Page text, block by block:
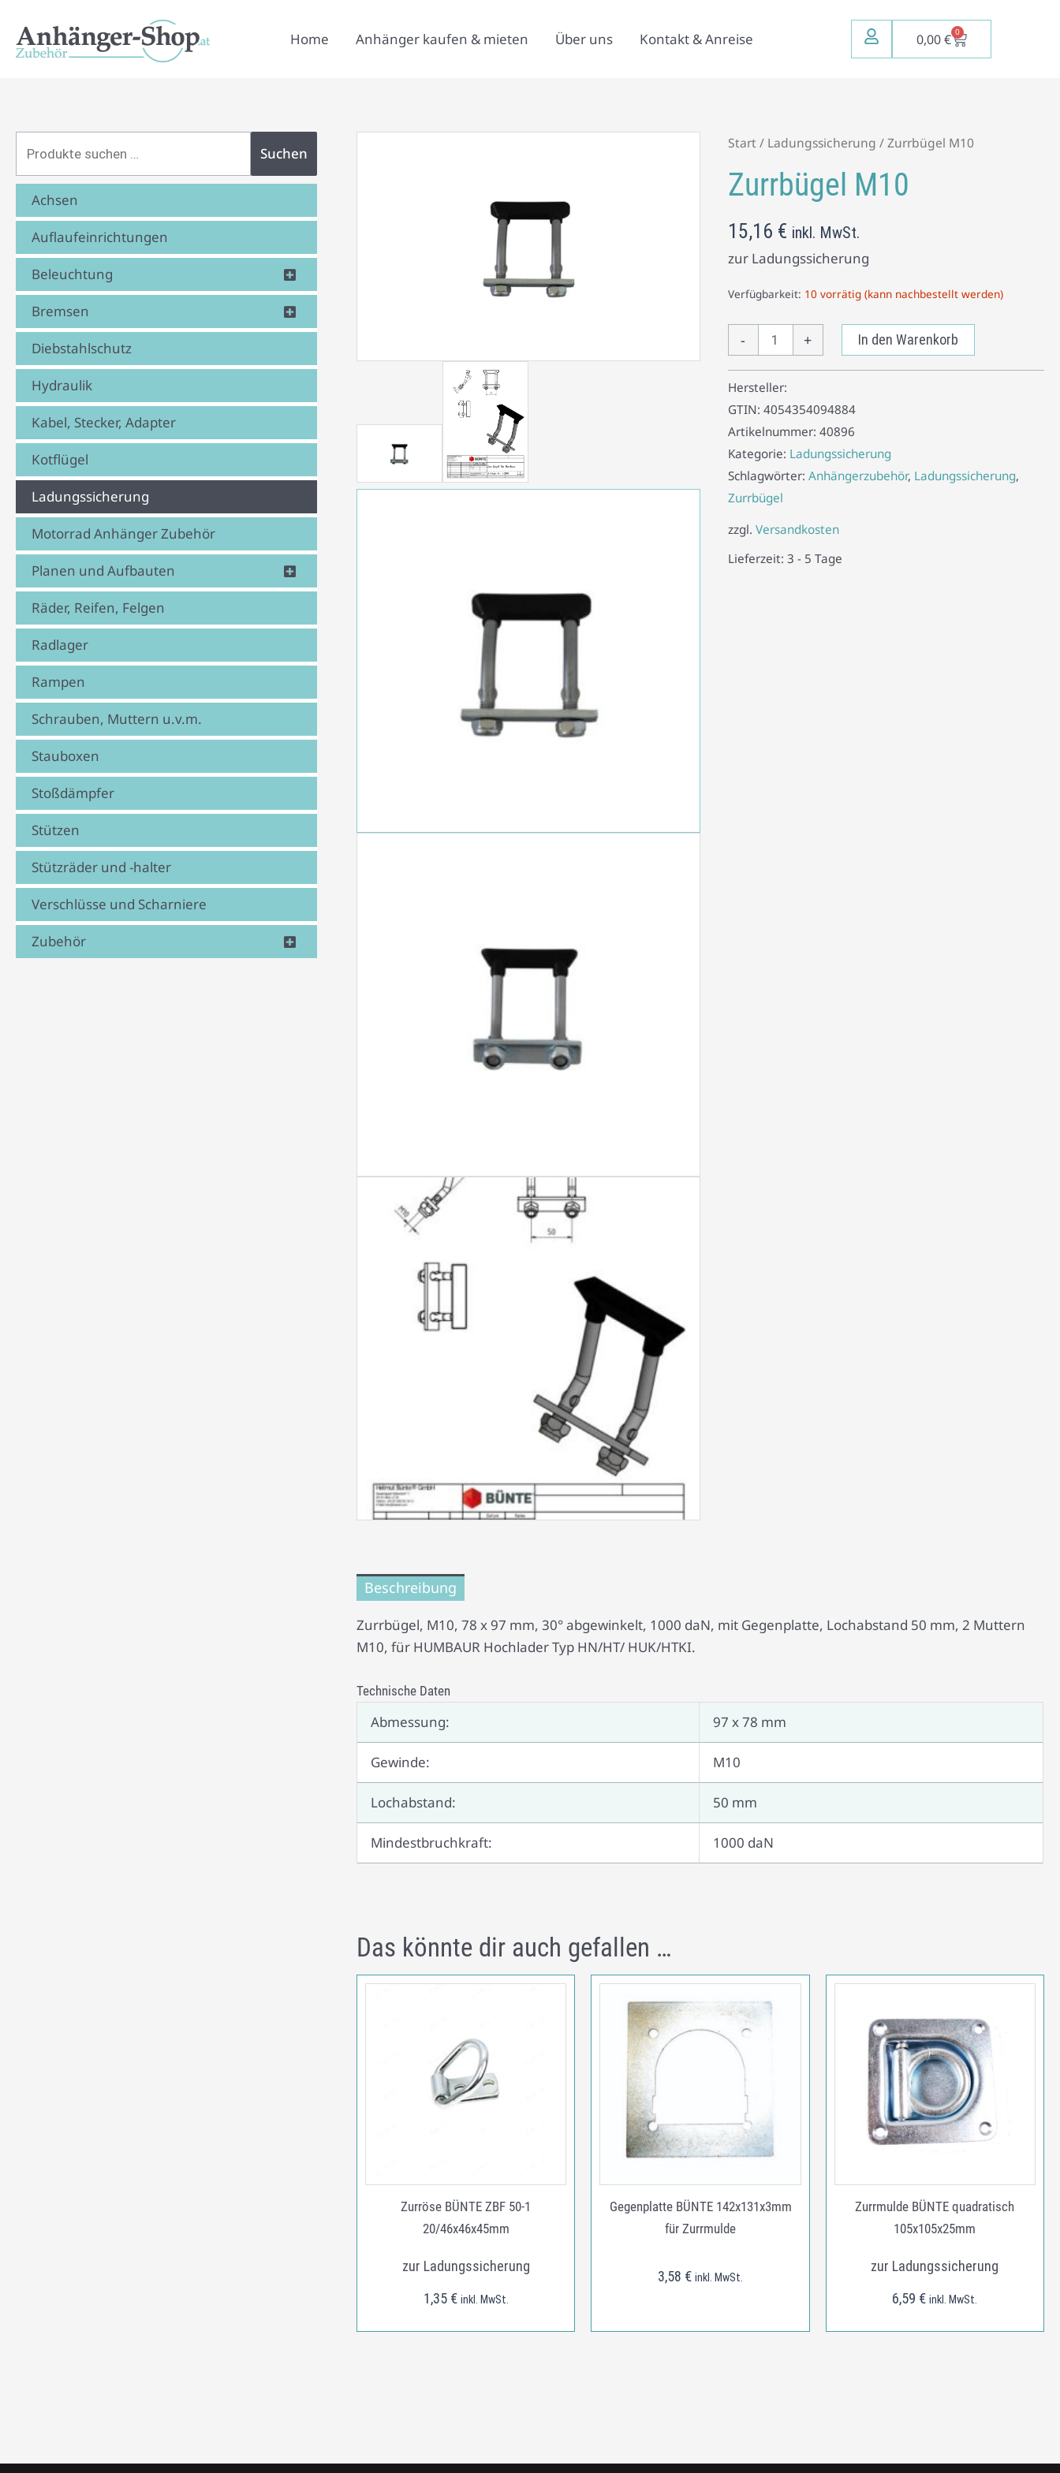
Inhalt
springen
Home Anhänger kaufen & mieten Über uns Kontakt & Anreise 0,00€ 0
Warenkorb
nach:
Suchen
Achsen
Auflaufeinrichtungen
Beleuchtung
Bremsen
Diebstahlschutz
Hydraulik
Kabel, Stecker, Adapter
Kotflügel
Ladungssicherung
Motorrad Anhänger Zubehör
Planen und Aufbauten
Räder, Reifen, Felgen
Radlager
Rampen
Schrauben, Muttern u.v.m.
Stauboxen
Stoßdämpfer
Stützen
Stützräder und -halter
Verschlüsse und Scharniere
Zubehör
Start/ Ladungssicherung / Zurrbügel M10
Zurrbügel M10
15,16 € inkl. MwSt.
zur Ladungssicherung
Verfügbarkeit: 10 vorrätig (kann nachbestellt werden)
-
Zurrbügel
Menge
+ In den Warenkorb
Hersteller:
GTIN: 4054354094884
Artikelnummer: 40896
Kategorie: Ladungssicherung
Schlagwörter: Anhängerzubehör, Ladungssicherung,
Zurrbügel
zzgl. Versandkosten
Lieferzeit: 3 - 5 Tage
Beschreibung
Zurrbügel, M10, 78 x 97 mm, 30° abgewinkelt, 1000 daN, mit Gegenplatte, Lochabstand 50 mm, 2 Muttern
M10, für HUMBAUR Hochlader Typ HN/HT/ HUK/HTKI.
Technische Daten
Abmessung: 97 x 78 mm
Gewinde: M10
Lochabstand: 50 mm
Mindestbruchkraft: 1000 daN
Das könnte dir auch gefallen …
Zurröse BÜNTE ZBF 50-1
20/46x46x45mm
zur Ladungssicherung
1,35 € inkl. MwSt.
Gegenplatte BÜNTE 142x131x3mm
für Zurrmulde
3,58 € inkl. MwSt.
Zurrmulde BÜNTE quadratisch
105x105x25mm
zur Ladungssicherung
6,59 € inkl. MwSt.